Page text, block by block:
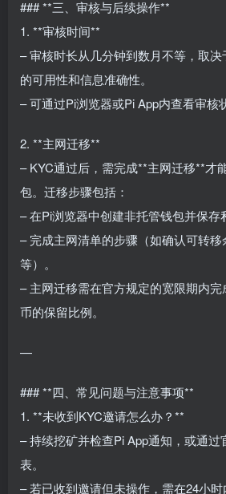
### **三、审核与后续操作**
1. **审核时间**
– 审核时长从几分钟到数月不等，取
的可用性和信息准确性。
– 可通过Pi浏览器或Pi App内查看审核
2. **主网迁移**
– KYC通过后，需完成**主网迁移**才
包。迁移步骤包括：
– 在Pi浏览器中创建非托管钱包并保存
– 完成主网清单的步骤（如确认可转
等）。
– 主网迁移需在官方规定的宽限期内
币的保留比例。
—
### **四、常见问题与注意事项**
1. **未收到KYC邀请怎么办？**
– 持续挖矿并检查Pi App通知，或通过
表。
– 若已收到邀请但未操作，需在24小